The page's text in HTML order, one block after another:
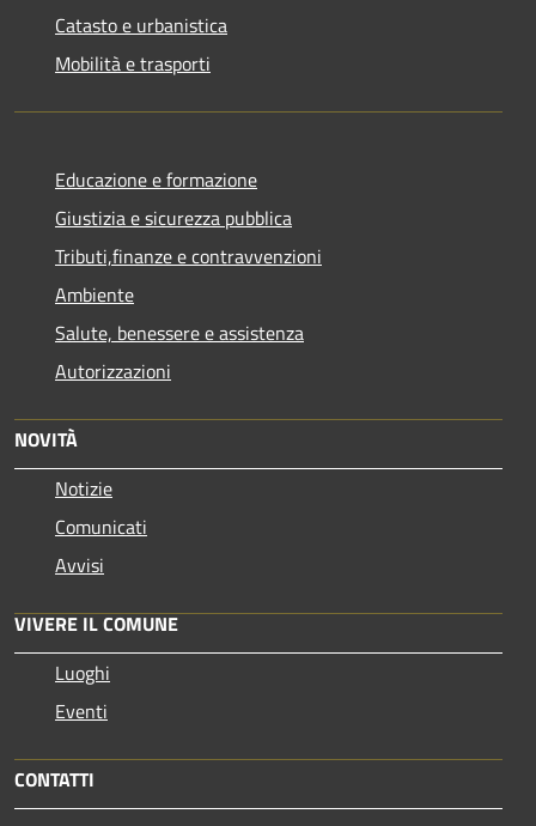
Catasto e urbanistica
Mobilità e trasporti
Educazione e formazione
Giustizia e sicurezza pubblica
Tributi,finanze e contravvenzioni
Ambiente
Salute, benessere e assistenza
Autorizzazioni
NOVITÀ
Notizie
Comunicati
Avvisi
VIVERE IL COMUNE
Luoghi
Eventi
CONTATTI